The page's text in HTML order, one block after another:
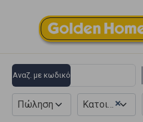
Αναζ. με κωδικό
Πώληση ×
Κατοικία